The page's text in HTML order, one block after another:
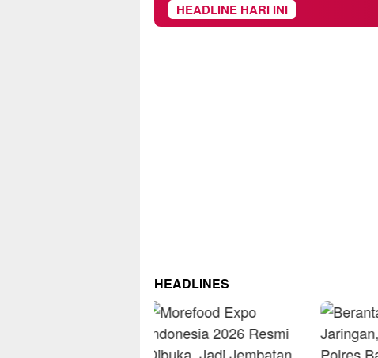
HEADLINE HARI INI Pemkot
HEADLINES